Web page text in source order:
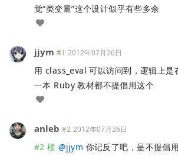
觉“类变量”这个设计似乎有些多余
jjym #1 2012年07月26日
用 class_eval 可以访问到，逻辑上是
一本 Ruby 教材都不提倡用这个
anleb #2 2012年07月26日
#2 楼 @jjym 你记反了吧，是不提倡